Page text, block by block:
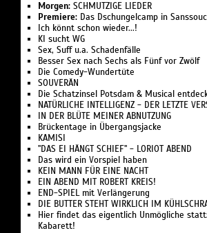
Morgen: SCHMUTZIGE LIEDER
Premiere: Das Dschungelcamp in
Ich könnt schon wieder...!
KI sucht WG
Sex, Suff u.a. Schadenfälle
Besser Sex nach Sechs als Fünf vor Zwölf
Die Comedy-Wundertüte
SOUVERÄN
Die Schatzinsel Potsdam & Musical
NATÜRLICHE INTELLIGENZ - DER LETZTE
IN DER BLÜTE MEINER ABNUTZUNG
Brückentage in Übergangsjacke
KAMISI
"DAS EI HÄNGT SCHIEF" - LORIOT ABEND
Das wird ein Vorspiel haben
KEIN MANN FÜR EINE NACHT
EIN ABEND MIT ROBERT KREIS!
END-SPIEL mit Verlängerung
DIE BUTTER STEHT WIRKLICH IM
Hier findet das eigentlich Unmögliche
Kabarett!